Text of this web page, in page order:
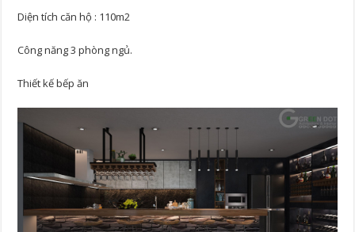
Diện tích căn hộ : 110m2
Công năng 3 phòng ngủ.
Thiết kế bếp ăn